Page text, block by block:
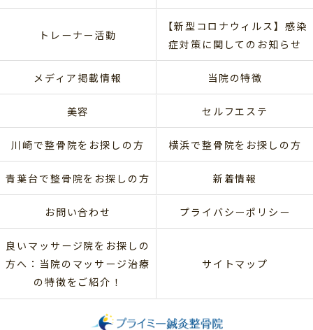
トレーナー活動
【新型コロナウィルス】感染
症対策に関してのお知らせ
メディア掲載情報 当院の特徴
美容 セルフエステ
川崎で整骨院をお探しの方 横浜で整骨院をお探しの方
青葉台で整骨院をお探しの方 新着情報
お問い合わせ プライバシーポリシー
良いマッサージ院をお探しの
方へ：当院のマッサージ治療
の特徴をご紹介！
サイトマップ